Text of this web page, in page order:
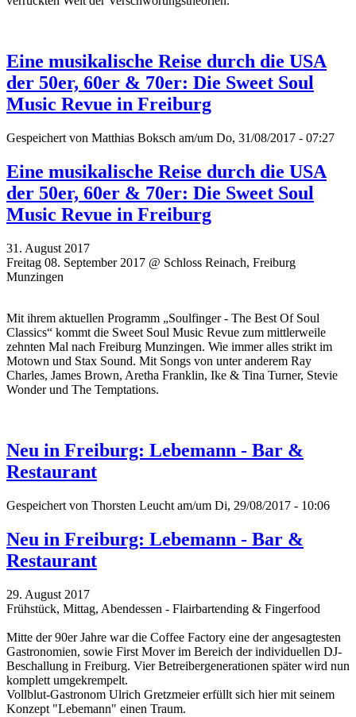
Eine musikalische Reise durch die USA
der 50er, 60er & 70er: Die Sweet Soul
Music Revue in Freiburg
Gespeichert von Matthias Boksch am/um Do, 31/08/2017 - 07:27
Eine musikalische Reise durch die USA
der 50er, 60er & 70er: Die Sweet Soul
Music Revue in Freiburg
31. August 2017
Freitag 08. September 2017 @ Schloss Reinach, Freiburg
Munzingen
Mit ihrem aktuellen Programm „Soulfinger - The Best Of Soul
Classics“ kommt die Sweet Soul Music Revue zum mittlerweile
zehnten Mal nach Freiburg Munzingen. Wie immer alles strikt im
Motown und Stax Sound. Mit Songs von unter anderem Ray
Charles, James Brown, Aretha Franklin, Ike & Tina Turner, Stevie
Wonder und The Temptations.
Neu in Freiburg: Lebemann - Bar &
Restaurant
Gespeichert von Thorsten Leucht am/um Di, 29/08/2017 - 10:06
Neu in Freiburg: Lebemann - Bar &
Restaurant
29. August 2017
Frühstück, Mittag, Abendessen - Flairbartending & Fingerfood
Mitte der 90er Jahre war die Coffee Factory eine der angesagtesten
Gastronomien, sowie First Mover im Bereich der individuellen DJ-
Beschallung in Freiburg. Vier Betreibergenerationen später wird nun
komplett umgekrempelt.
Vollblut-Gastronom Ulrich Gretzmeier erfüllt sich hier mit seinem
Konzept "Lebemann" einen Traum.